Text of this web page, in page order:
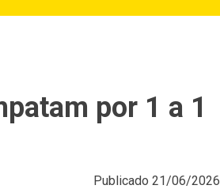
por 1 a 1
Publicado 21/06/2026